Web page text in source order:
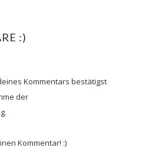
:)
Kommentars bestätigst
der
Kommentar! :)